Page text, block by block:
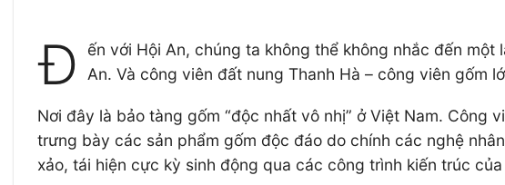
Đ
ến với Hội An, chúng ta không thể không nhắc đến
An. Và công viên đất nung Thanh Hà – công viên gốm
Nơi đây là bảo tàng gốm “độc nhất vô nhị” ở Việt Nam.
trưng bày các sản phẩm gốm độc đáo do chính các nghệ
xảo, tái hiện cực kỳ sinh động qua các công trình kiến trúc